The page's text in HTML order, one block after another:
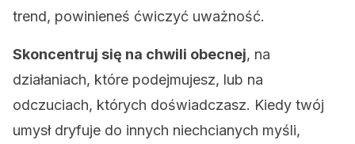
trend, powinieneś ćwiczyć uważność.
Skoncentruj się na chwili obecnej, na
działaniach, które podejmujesz, lub na
odczuciach, których doświadczasz. Kiedy twój
umysł dryfuje do innych niechcianych myśli,